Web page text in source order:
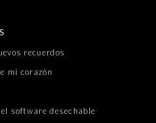
recuerdos
mi corazón
software desechable